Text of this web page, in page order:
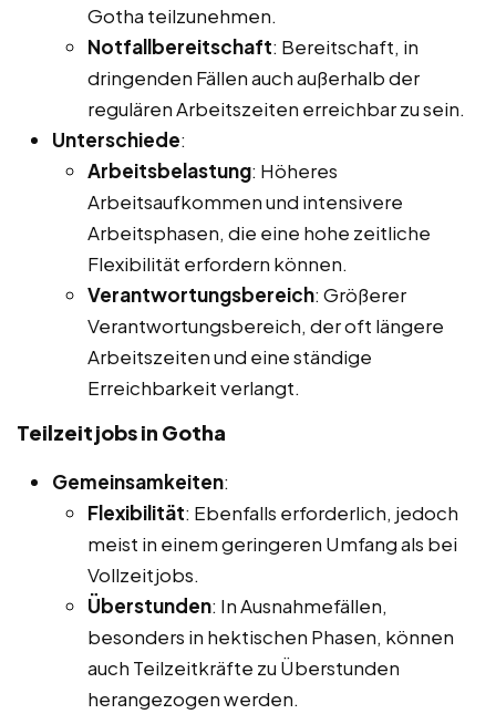
Gotha teilzunehmen.
Notfallbereitschaft: Bereitschaft, in
dringenden Fällen auch außerhalb der
regulären Arbeitszeiten erreichbar zu sein.
Unterschiede:
Arbeitsbelastung: Höheres
Arbeitsaufkommen und intensivere
Arbeitsphasen, die eine hohe zeitliche
Flexibilität erfordern können.
Verantwortungsbereich: Größerer
Verantwortungsbereich, der oft längere
Arbeitszeiten und eine ständige
Erreichbarkeit verlangt.
Teilzeitjobs in Gotha
Gemeinsamkeiten:
Flexibilität: Ebenfalls erforderlich, jedoch
meist in einem geringeren Umfang als bei
Vollzeitjobs.
Überstunden: In Ausnahmefällen,
besonders in hektischen Phasen, können
auch Teilzeitkräfte zu Überstunden
herangezogen werden.